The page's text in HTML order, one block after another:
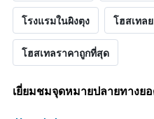
โรงแรมในผิงตุง โฮสเทล
โฮสเทลราคาถูกที่สุด
เยี่ยมชมจุดหมายปลายทางย